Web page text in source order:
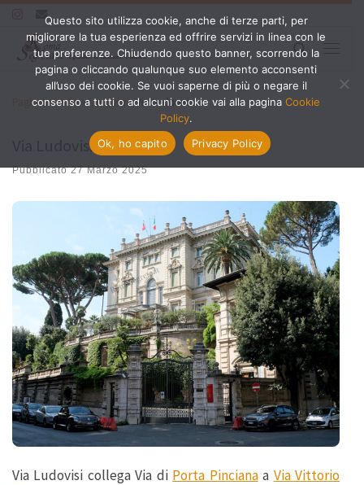
Passa al contenuto
Search
Pagina iniziale »Ludovisi »Via Ludovisi
Via Ludovisi
Pubblicato27 Marzo 2025
Via Ludovisi collega Via di Porta Pincianaa Via Vittorio
Questo sito utilizza cookie, anche di terze parti, per
migliorare la tua esperienza ed offrire servizi in linea con le
tue preferenze. Chiudendo questo banner, scorrendo la
pagina o cliccando qualunque suo elemento acconsenti
all’uso dei cookie. Se vuoi saperne di più o negare il
consenso a tutti o ad alcuni cookie vai alla pagina Cookie
Policy.
Ok, ho capito
Privacy Policy